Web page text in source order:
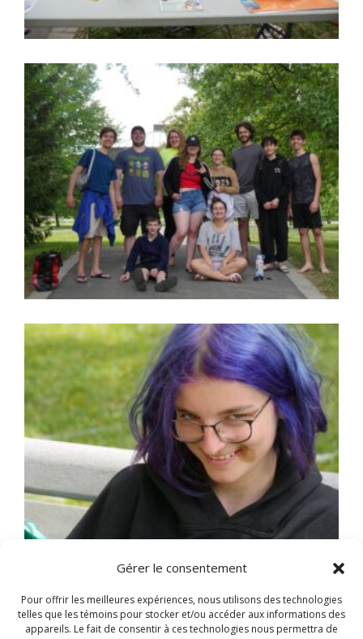
Gérer le consentement
Pour offrir les meilleures expériences, nous utilisons des technologies
telles que les témoins pour stocker et/ou accéder aux informations des
appareils. Le fait de consentir à ces technologies nous permettra de